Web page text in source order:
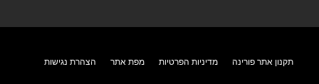
תקנון אתר פורינה מדיניות הפרטיות מפת אתר הצהרת נגישות